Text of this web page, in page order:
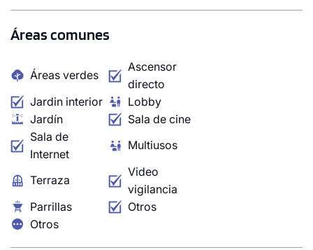
1 unidad disponible
S/ 482,000
Modelo TIPO 7 - A
2 dorms. 2 baños
COTIZAR AHORA
meet & streaming room. Vive en armonía con tu entorno:
diseñados para tu bienestar y conexión con la
hogares en Lima.
Áreas comunes
Áreas verdes
Ascensor
directo
Jardin interior
Lobby
Jardín
Sala de cine
Sala de
Internet
Multiusos
Terraza
Video
vigilancia
Parrillas
Otros
Otros